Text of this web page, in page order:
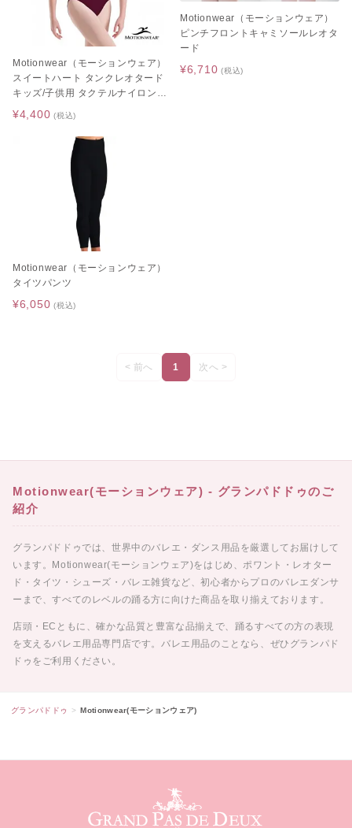
ゼント]バレ
ュリナー
[A4カレンダープレゼント]サタ
2026.05.01
Motionwear（モーションウェア）
スイートハート タンクレオタード
キッズ/子供用 タクテルナイロンタ
イプ
¥4,400 (税込)
Motionwear（モーションウェア）
ピンチフロントキャミソールレオタ
ード
¥6,710 (税込)
Motionwear（モーションウェア）
タイツパンツ
¥6,050 (税込)
< 前へ 1 次へ >
Motionwear(モーションウェア) - グランパドドゥのご
紹介
グランパドドゥでは、世界中のバレエ・ダンス用品を厳選してお届けして
います。Motionwear(モーションウェア)をはじめ、ポワント・レオター
ド・タイツ・シューズ・バレエ雑貨など、初心者からプロのバレエダンサ
ーまで、すべてのレベルの踊る方に向けた商品を取り揃えております。
店頭・ECともに、確かな品質と豊富な品揃えで、踊るすべての方の表現
を支えるバレエ用品専門店です。バレエ用品のことなら、ぜひグランパド
ドゥをご利用ください。
グランパドドゥ Motionwear(モーションウェア)